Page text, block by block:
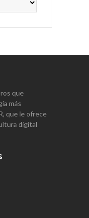
que
más
que le ofrece
digital